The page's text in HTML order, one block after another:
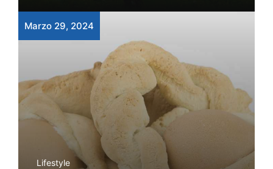
Marzo 29, 2024
Lifestyle